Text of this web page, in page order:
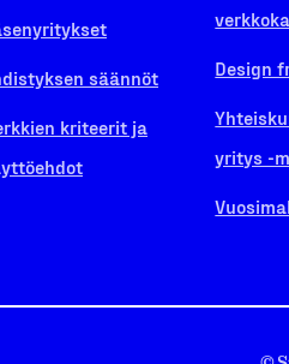
säännöt
kriteerit ja
Design
yritys -